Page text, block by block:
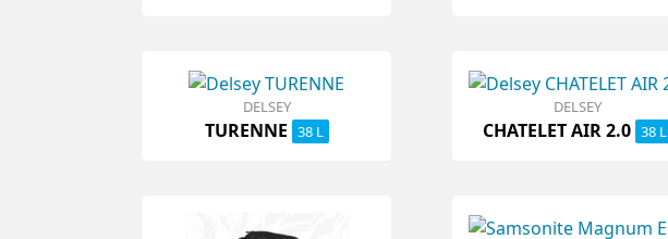
DELSEY
TURENNE 38 L
DELSEY
CHATELET AIR 2.0 38 L